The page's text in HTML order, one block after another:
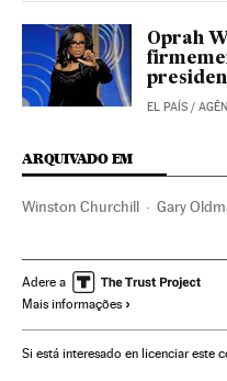
Oprah
EL PAÍS /
ARQUIVADO EM
Winston Churchill Gary
Cinema dos Estados Unidos
Europa Ocidental
Adere a
Mais informações
Si está interesado en licenciar este